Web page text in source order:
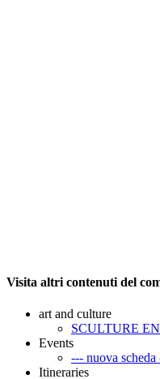
Visita altri contenuti del
art and culture
SCULTURE
Events
--- nuova scheda
Itineraries